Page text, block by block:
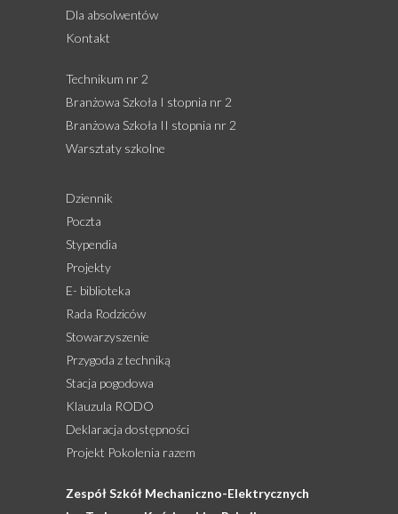
Dla absolwentów
Kontakt
Technikum nr 2
Branżowa Szkoła I stopnia nr 2
Branżowa Szkoła II stopnia nr 2
Warsztaty szkolne
Dziennik
Poczta
Stypendia
Projekty
E- biblioteka
Rada Rodziców
Stowarzyszenie
Przygoda z techniką
Stacja pogodowa
Klauzula RODO
Deklaracja dostępności
Projekt Pokolenia razem
Zespół Szkół Mechaniczno-Elektrycznych